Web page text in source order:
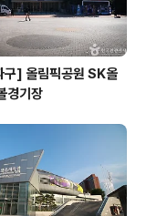
구] 올림픽공원 SK올
경기장